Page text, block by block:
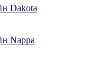
Dakota
Nappa